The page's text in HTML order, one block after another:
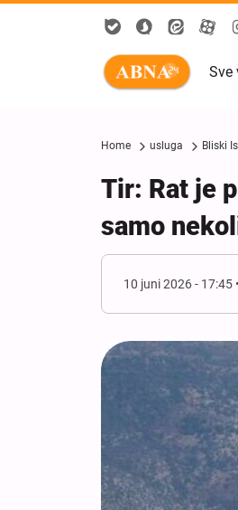
Sve
Home usluga Bliski
Tir: Rat je
samo
10 juni 2026 - 17:45